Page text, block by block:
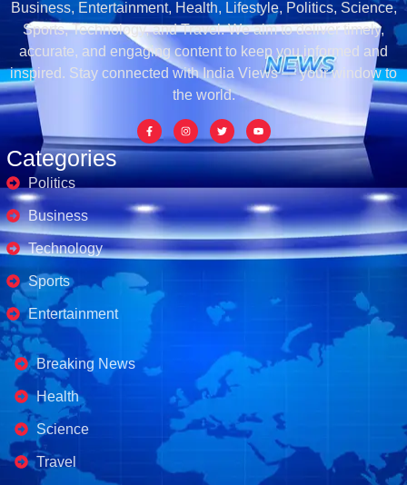
Categories
Politics
Business
Technology
Sports
Entertainment
Business's
Breaking News
Health
Science
Travel
Business, Entertainment, Health, Lifestyle, Politics, Science,
Sports, Technology, and Travel. We aim to deliver timely,
accurate, and engaging content to keep you informed and
inspired. Stay connected with India Views — your window to
the world.